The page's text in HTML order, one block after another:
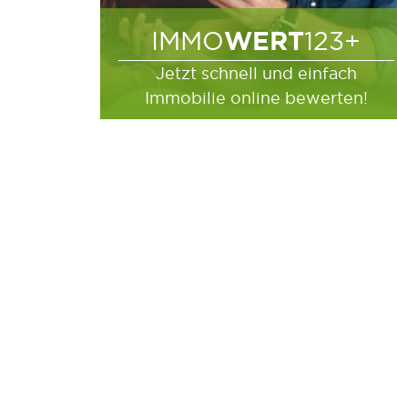
IMMOWERT123+
Jetzt schnell und einfach
Immobilie online bewerten!